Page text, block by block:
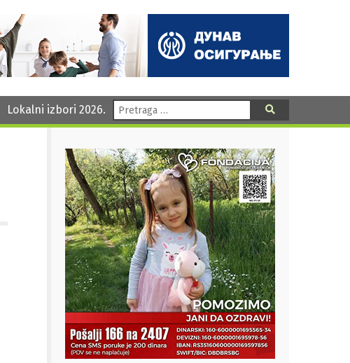
Lokalni izbori 2026. Pretraga: